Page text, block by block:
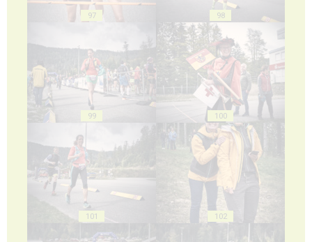
97 98
99 100
101 102